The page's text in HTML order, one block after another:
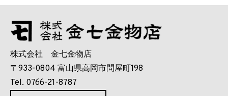
株式会社 金七金物店
〒933-0804 富山県高岡市問屋町198
Tel. 0766-21-8787